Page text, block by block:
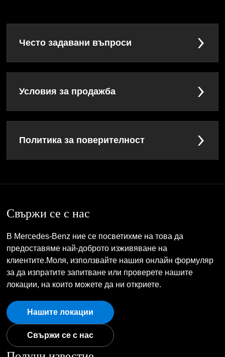
Често задавани въпроси
Условия за продажба
Политика за поверителност
Свържи се с нас
В Mercedes-Benz ние се посветихме на това да
предоставяме най-доброто изживяване на
клиентите.Моля, използвайте нашия онлайн формуляр
за да изпратите запитване или проверете нашите
локации, на които можете да ни откриете.
Нашите локации
Свържи се с нас